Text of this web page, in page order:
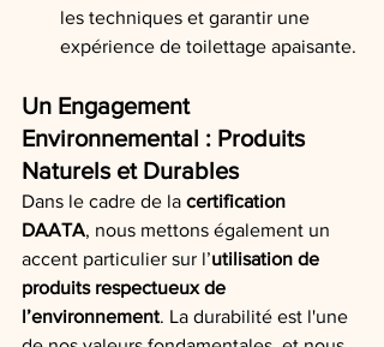
les techniques et garantir une
expérience de toilettage apaisante.
Un Engagement
Environnemental : Produits
Naturels et Durables
Dans le cadre de la certification
DAATA, nous mettons également un
accent particulier sur l’utilisation de
produits respectueux de
l’environnement. La durabilité est l'une